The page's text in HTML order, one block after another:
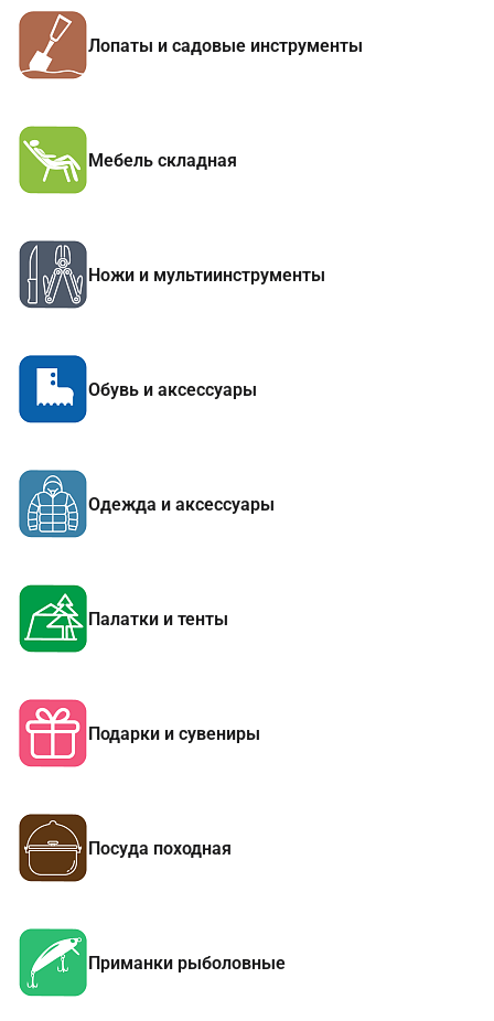
Лопаты и садовые инструменты
Мебель складная
Ножи и мультиинструменты
Обувь и аксессуары
Одежда и аксессуары
Палатки и тенты
Подарки и сувениры
Посуда походная
Приманки рыболовные